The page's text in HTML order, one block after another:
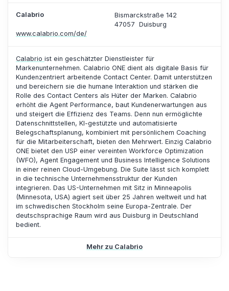
Calabrio
Bismarckstraße 142
47057 Duisburg
www.calabrio.com/de/
Calabrio ist ein geschätzter Dienstleister für
Markenunternehmen. Calabrio ONE dient als digitale Basis für
Kundenzentriert arbeitende Contact Center. Damit unterstützen
und bereichern sie die humane Interaktion und stärken die
Rolle des Contact Centers als Hüter der Marken. Calabrio
erhöht die Agent Performance, baut Kundenerwartungen aus
und steigert die Effizienz des Teams. Denn nun ermöglichte
Datenschnittstellen, KI-gestützte und automatisierte
Belegschaftsplanung, kombiniert mit persönlichem Coaching
für die Mitarbeiterschaft, bieten den Mehrwert. Einzig Calabrio
ONE bietet den USP einer vereinten Workforce Optimization
(WFO), Agent Engagement und Business Intelligence Solutions
in einer reinen Cloud-Umgebung. Die Suite lässt sich komplett
in die technische Unternehmensstruktur der Kunden
integrieren. Das US-Unternehmen mit Sitz in Minneapolis
(Minnesota, USA) agiert seit über 25 Jahren weltweit und hat
im schwedischen Stockholm seine Europa-Zentrale. Der
deutschsprachige Raum wird aus Duisburg in Deutschland
bedient.
Mehr zu Calabrio